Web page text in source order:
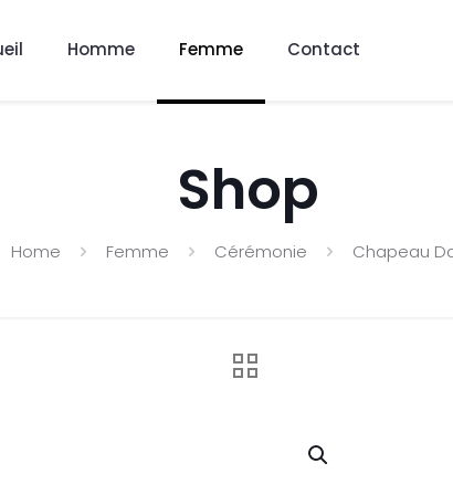
Homme Femme Contact
Shop
Home Femme Cérémonie Chapeau